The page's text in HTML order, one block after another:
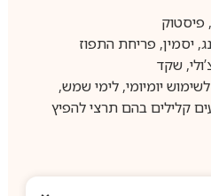
יסמין, פריחת התפוז
שקד
יומיומי, לימי שמש,
קלילים בהם תרצי להפיץ